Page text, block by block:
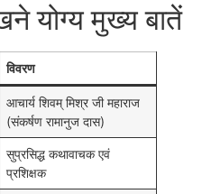
योग्य मुख्य बातें
विवरण
आचार्य शिवम् मिश्र जी महाराज
(संकर्षण रामानुज दास)
सुप्रसिद्ध कथावाचक एवं
प्रशिक्षक